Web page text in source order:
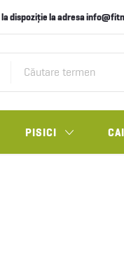
dispoziție la adresa
PISICI CAI